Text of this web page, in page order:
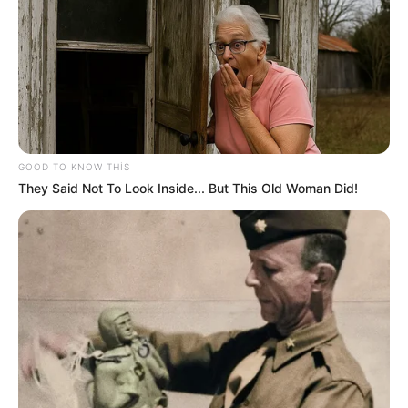
CƏMİYYƏT 19.12.2024, 21:50
"Ermənistan Azərbaycana ötən əsrin 90-cı illərinin
əvvəllərində Qarabağda münaqişə başlayandan sonra
GOOD TO KNOW THIS
They Said Not To Look Inside... But This Old Woman Did!